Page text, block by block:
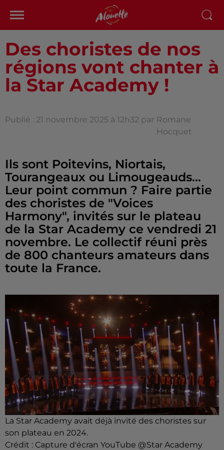
Des choristes de nos
régions vont chanter à
la Star Academy !
Publié : 21 novembre 2025 à 12h32 par Romane
Hocquet
Ils sont Poitevins, Niortais,
Tourangeaux ou Limougeauds…
Leur point commun ? Faire partie
des choristes de "Voices
Harmony", invités sur le plateau
de la Star Academy ce vendredi 21
novembre. Le collectif réuni près
de 800 chanteurs amateurs dans
toute la France.
La Star Academy avait déjà invité des choristes sur
son plateau en 2024.
Crédit : Capture d'écran YouTube @Star Academy